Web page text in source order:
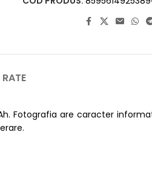
Fotografia are caracter